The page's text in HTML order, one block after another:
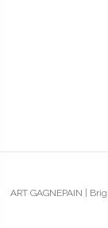
ART GAGNEPAIN |